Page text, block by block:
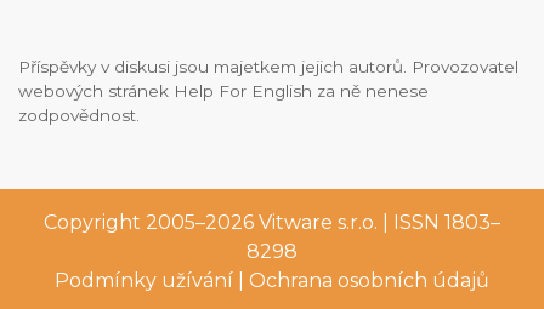
Příspěvky v diskusi jsou majetkem jejich autorů. Provozovatel
webových stránek Help For English za ně nenese
zodpovědnost.
Copyright 2005–2026 Vitware s.r.o. | ISSN 1803–
8298
Podmínky užívání
Ochrana osobních údajů